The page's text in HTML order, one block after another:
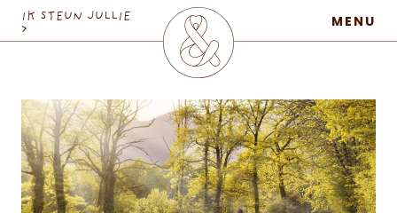
MaatschapWij
MENU
IK STEUN JULLIE
>